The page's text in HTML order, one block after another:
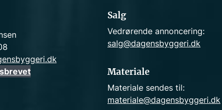
Salg
Vedrørende annoncering:
salg@dagensbyggeri.dk
Materiale
Materiale sendes til:
materiale@dagensbyggeri.dk